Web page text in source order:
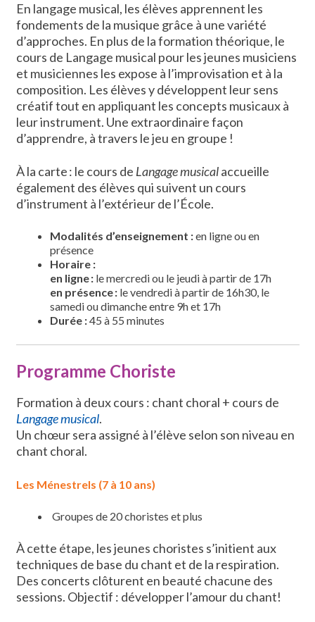
En langage musical, les élèves apprennent les
fondements de la musique grâce à une variété
d’approches. En plus de la formation théorique, le
cours de Langage musical pour les jeunes musiciens
et musiciennes les expose à l’improvisation et à la
composition. Les élèves y développent leur sens
créatif tout en appliquant les concepts musicaux à
leur instrument. Une extraordinaire façon
d’apprendre, à travers le jeu en groupe !
À la carte : le cours de Langage musicalaccueille
également des élèves qui suivent un cours
d’instrument à l’extérieur de l’École.
Modalités d’enseignement :en ligne ou en
présence
Horaire :
en ligne : le mercredi ou le jeudi à partir de 17h
en présence : le vendredi à partir de 16h30, le
samedi ou dimanche entre 9h et 17h
Durée :45 à 55 minutes
Programme Choriste
Formation à deux cours : chant choral + cours de
Langage musical.
Un chœur sera assigné à l’élève selon son niveau en
chant choral.
Les Ménestrels (7 à 10 ans)
Groupes de 20 choristes et plus
À cette étape, les jeunes choristes s’initient aux
techniques de base du chant et de la respiration.
Des concerts clôturent en beauté chacune des
sessions. Objectif : développer l’amour du chant!